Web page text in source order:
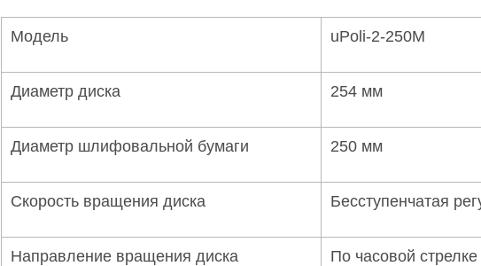
Модель uPoli-2-250M
Диаметр диска 254 мм
Диаметр шлифовальной бумаги 250 мм
Скорость вращения диска Бесступенчатая
Направление вращения диска По часовой